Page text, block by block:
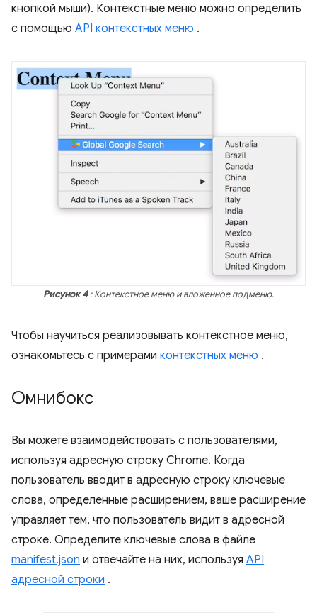
кнопкой мыши). Контекстные меню можно определить
с помощью API контекстных меню .
Рисунок 4: Контекстное меню и вложенное подменю.
Чтобы научиться реализовывать контекстное меню,
ознакомьтесь с примерами контекстных меню .
Омнибокс
Вы можете взаимодействовать с пользователями,
используя адресную строку Chrome. Когда
пользователь вводит в адресную строку ключевые
слова, определенные расширением, ваше расширение
управляет тем, что пользователь видит в адресной
строке. Определите ключевые слова в файле
manifest.json и отвечайте на них, используя API
адресной строки .